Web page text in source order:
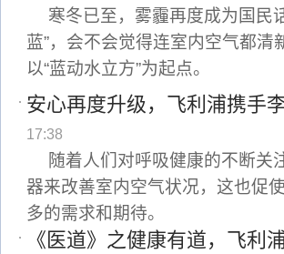
寒冬已至，雾霾再度成为国民
蓝”，会不会觉得连室内空气都
以“蓝动水立方”为起点。
安心再度升级，飞利浦携手
17:38
随着人们对呼吸健康的不断关
器来改善室内空气状况，这也促
多的需求和期待。
《医道》之健康有道，飞利